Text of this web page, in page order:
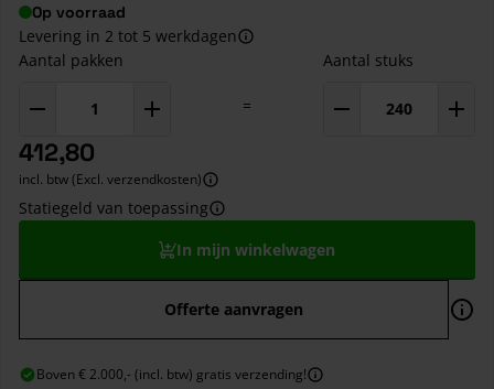
Op voorraad
Levering in 2 tot 5 werkdagen
Aantal pakken
=
Aantal stuks
412,80
incl. btw (Excl. verzendkosten)
Statiegeld van toepassing
In mijn winkelwagen
Offerte aanvragen
Boven € 2.000,- (incl. btw) gratis verzending!